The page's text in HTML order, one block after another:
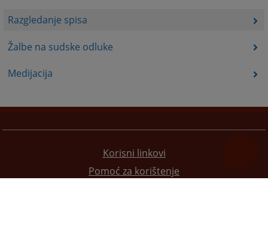
Razgledanje spisa
Žalbe na sudske odluke
Medijacija
Korisni linkovi
Pomoć za korištenje